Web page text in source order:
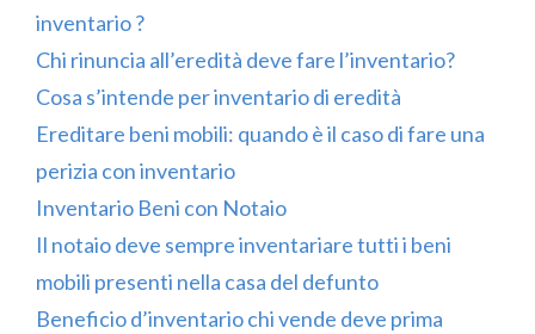
inventario ?
Chi rinuncia all’eredità deve fare l’inventario?
Cosa s’intende per inventario di eredità
Ereditare beni mobili: quando è il caso di fare una
perizia con inventario
Inventario Beni con Notaio
Il notaio deve sempre inventariare tutti i beni
mobili presenti nella casa del defunto
Beneficio d’inventario chi vende deve prima